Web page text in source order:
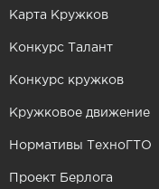
Карта Кружков
Конкурс Талант
Конкурс кружков
Кружковое движение
Нормативы ТехноГТО
Проект Берлога